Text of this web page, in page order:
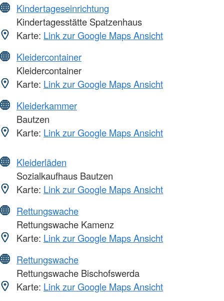
Kindertageseinrichtung
Kindertagesstätte Spatzenhaus
Karte: Link zur Google Maps Ansicht
Kleidercontainer
Kleidercontainer
Karte: Link zur Google Maps Ansicht
Kleiderkammer
Bautzen
Karte: Link zur Google Maps Ansicht
Kleiderläden
Sozialkaufhaus Bautzen
Karte: Link zur Google Maps Ansicht
Rettungswache
Rettungswache Kamenz
Karte: Link zur Google Maps Ansicht
Rettungswache
Rettungswache Bischofswerda
Karte: Link zur Google Maps Ansicht